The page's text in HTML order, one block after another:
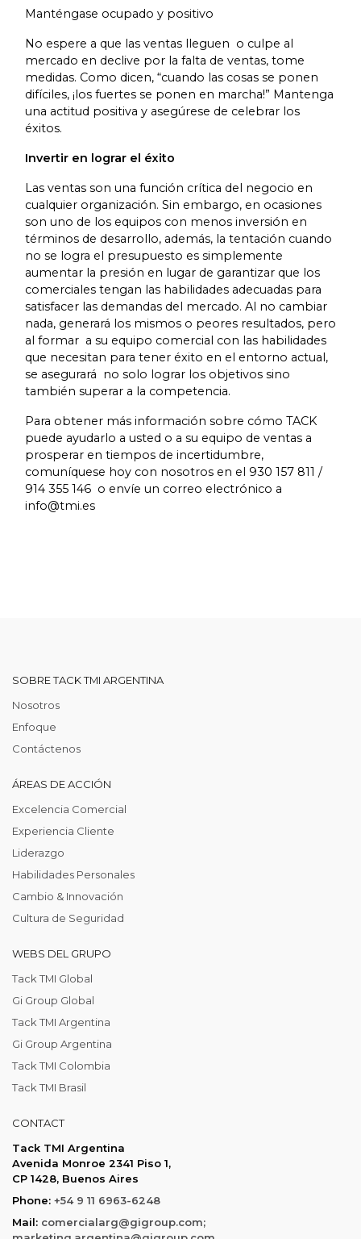
Manténgase ocupado y positivo
No espere a que las ventas lleguen o culpe al
mercado en declive por la falta de ventas, tome
medidas. Como dicen, “cuando las cosas se ponen
difíciles, ¡los fuertes se ponen en marcha!” Mantenga
una actitud positiva y asegúrese de celebrar los
éxitos.
Invertir en lograr el éxito
Las ventas son una función crítica del negocio en
cualquier organización. Sin embargo, en ocasiones
son uno de los equipos con menos inversión en
términos de desarrollo, además, la tentación cuando
no se logra el presupuesto es simplemente
aumentar la presión en lugar de garantizar que los
comerciales tengan las habilidades adecuadas para
satisfacer las demandas del mercado. Al no cambiar
nada, generará los mismos o peores resultados, pero
al formar a su equipo comercial con las habilidades
que necesitan para tener éxito en el entorno actual,
se asegurará no solo lograr los objetivos sino
también superar a la competencia.
Para obtener más información sobre cómo TACK
puede ayudarlo a usted o a su equipo de ventas a
prosperar en tiempos de incertidumbre,
comuníquese hoy con nosotros en el 930 157 811 /
914 355 146 o envíe un correo electrónico a
info@tmi.es
SOBRE TACK TMI ARGENTINA
Nosotros
Enfoque
Contáctenos
ÁREAS DE ACCIÓN
Excelencia Comercial
Experiencia Cliente
Liderazgo
Habilidades Personales
Cambio & Innovación
Cultura de Seguridad
WEBS DEL GRUPO
Tack TMI Global
Gi Group Global
Tack TMI Argentina
Gi Group Argentina
Tack TMI Colombia
Tack TMI Brasil
CONTACT
Tack TMI Argentina
Avenida Monroe 2341 Piso 1,
CP 1428, Buenos Aires
Phone: +54 9 11 6963-6248
Mail: comercialarg@gigroup.com;